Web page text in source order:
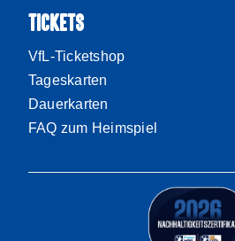
TICKETS
VfL-Ticketshop
Tageskarten
Dauerkarten
FAQ zum Heimspiel